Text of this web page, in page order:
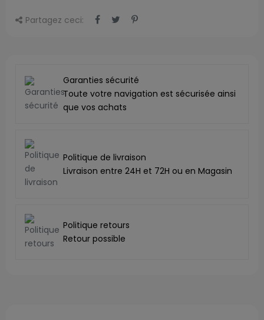
Partagez ceci:
Garanties sécurité
Toute votre navigation est sécurisée ainsi
que vos achats
Politique de livraison
Livraison entre 24H et 72H ou en Magasin
Politique retours
Retour possible